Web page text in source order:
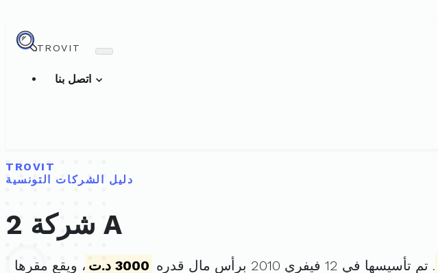
TROVIT
TROVIT
دليل الشركات التونسية
شركة 2 A
. تم تأسيسها في 12 فيفري 2010 برأس مال قدره 3000 د.ت
، ويقع مقرها